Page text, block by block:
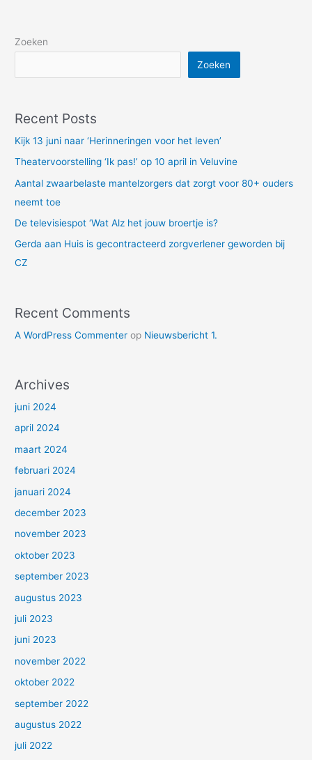
Zoeken
Zoeken
Recent Posts
Kijk 13 juni naar ‘Herinneringen voor het leven’
Theatervoorstelling ‘Ik pas!’ op 10 april in Veluvine
Aantal zwaarbelaste mantelzorgers dat zorgt voor 80+ ouders
neemt toe
De televisiespot ‘Wat Alz het jouw broertje is?
Gerda aan Huis is gecontracteerd zorgverlener geworden bij
CZ
Recent Comments
A WordPress Commenter op Nieuwsbericht 1.
Archives
juni 2024
april 2024
maart 2024
februari 2024
januari 2024
december 2023
november 2023
oktober 2023
september 2023
augustus 2023
juli 2023
juni 2023
november 2022
oktober 2022
september 2022
augustus 2022
juli 2022